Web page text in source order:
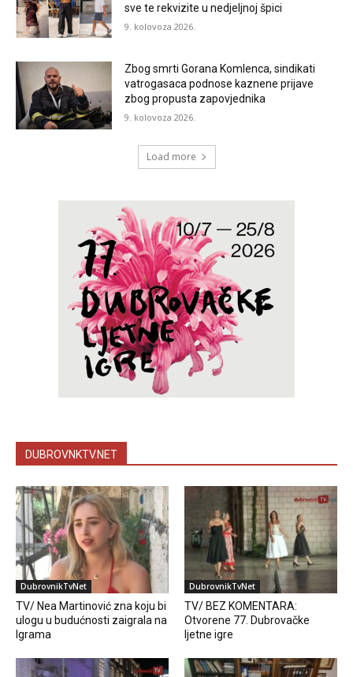
sve te rekvizite u nedjeljnoj špici
9. kolovoza 2026.
Zbog smrti Gorana Komlenca, sindikati
vatrogasaca podnose kaznene prijave
zbog propusta zapovjednika
9. kolovoza 2026.
Load more
DUBROVNKTV.NET
DubrovnikTvNet
TV/ Nea Martinović zna koju bi
ulogu u budućnosti zaigrala na
Igrama
DubrovnikTvNet
TV/ BEZ KOMENTARA:
Otvorene 77. Dubrovačke
ljetne igre